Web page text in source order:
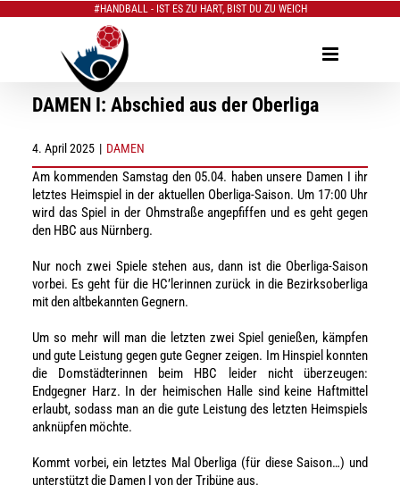
#HANDBALL - IST ES ZU HART, BIST DU ZU WEICH
DAMEN I: Abschied aus der Oberliga
4. April 2025 | DAMEN
Am kommenden Samstag den 05.04. haben unsere Damen I ihr
letztes Heimspiel in der aktuellen Oberliga-Saison. Um 17:00 Uhr
wird das Spiel in der Ohmstraße angepfiffen und es geht gegen
den HBC aus Nürnberg.
Nur noch zwei Spiele stehen aus, dann ist die Oberliga-Saison
vorbei. Es geht für die HC’lerinnen zurück in die Bezirksoberliga
mit den altbekannten Gegnern.
Um so mehr will man die letzten zwei Spiel genießen, kämpfen
und gute Leistung gegen gute Gegner zeigen. Im Hinspiel konnten
die Domstädterinnen beim HBC leider nicht überzeugen:
Endgegner Harz. In der heimischen Halle sind keine Haftmittel
erlaubt, sodass man an die gute Leistung des letzten Heimspiels
anknüpfen möchte.
Kommt vorbei, ein letztes Mal Oberliga (für diese Saison…) und
unterstützt die Damen I von der Tribüne aus.